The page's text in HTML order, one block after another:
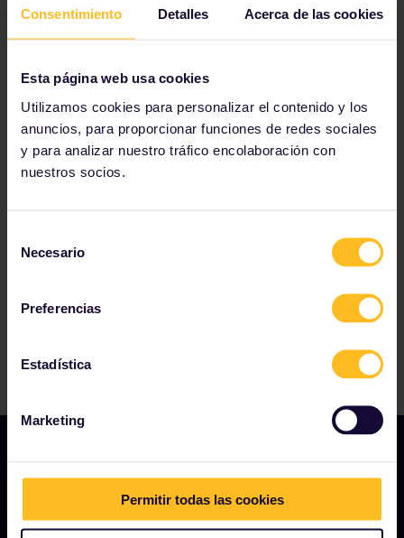
Consentimiento Detalles Acerca de las cookies
Esta página web usa cookies
Utilizamos cookies para personalizar el contenido y los
anuncios, para proporcionar funciones de redes sociales
y para analizar nuestro tráfico encolaboración con
nuestros socios.
Necesario
Preferencias
Estadística
Marketing
Permitir todas las cookies
NUESTRA COMPAÑÍA